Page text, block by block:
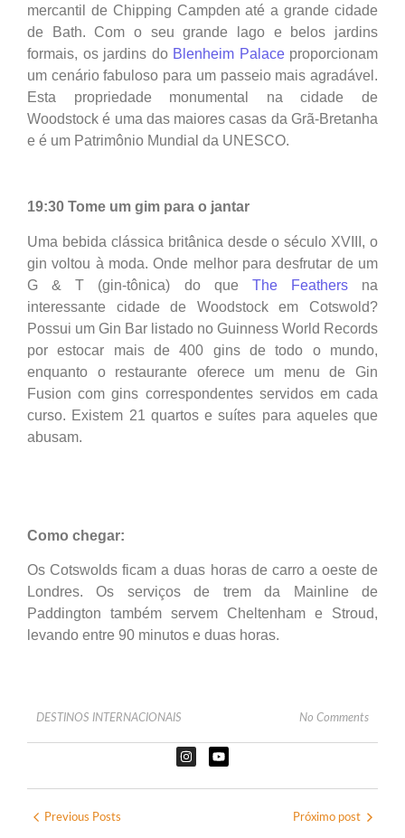
mercantil de Chipping Campden até a grande cidade
de Bath. Com o seu grande lago e belos jardins
formais, os jardins do Blenheim Palaceproporcionam
um cenário fabuloso para um passeio mais agradável.
Esta propriedade monumental na cidade de
Woodstock é uma das maiores casas da Grã-Bretanha
e é um Patrimônio Mundial da UNESCO.
19:30 Tome um gim para o jantar
Uma bebida clássica britânica desde o século XVIII, o
gin voltou à moda. Onde melhor para desfrutar de um
G & T (gin-tônica) do que The Feathersna
interessante cidade de Woodstock em Cotswold?
Possui um Gin Bar listado no Guinness World Records
por estocar mais de 400 gins de todo o mundo,
enquanto o restaurante oferece um menu de Gin
Fusion com gins correspondentes servidos em cada
curso. Existem 21 quartos e suítes para aqueles que
abusam.
Como chegar:
Os Cotswolds ficam a duas horas de carro a oeste de
Londres. Os serviços de trem da Mainline de
Paddington também servem Cheltenham e Stroud,
levando entre 90 minutos e duas horas.
DESTINOS INTERNACIONAIS No Comments
Previous Posts Próximo post